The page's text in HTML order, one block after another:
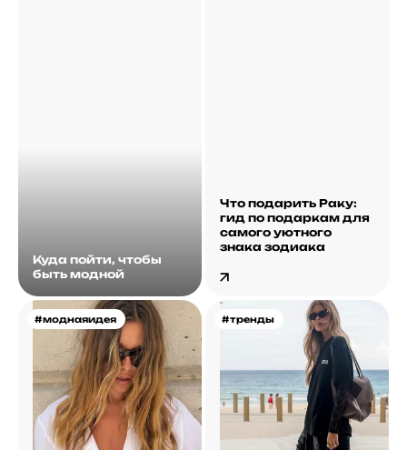
Куда пойти, чтобы
быть модной
Что подарить Раку:
гид по подаркам для
самого уютного
знака зодиака
#моднаяидея #тренды